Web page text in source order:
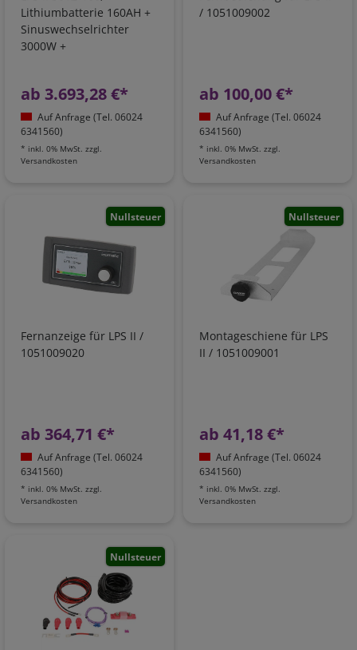
Lithiumbatterie 160AH +
Sinuswechselrichter
3000W +
Netzvorrangschaltung
ab 3.693,28 €*
Auf Anfrage (Tel. 06024
6341560)
* inkl. 0% MwSt. zzgl.
Versandkosten
/ 1051009002
ab 100,00 €*
Auf Anfrage (Tel. 06024
6341560)
* inkl. 0% MwSt. zzgl.
Versandkosten
Nullsteuer
Fernanzeige für LPS II /
1051009020
ab 364,71 €*
Auf Anfrage (Tel. 06024
6341560)
* inkl. 0% MwSt. zzgl.
Versandkosten
Nullsteuer
Montageschiene für LPS
II / 1051009001
ab 41,18 €*
Auf Anfrage (Tel. 06024
6341560)
* inkl. 0% MwSt. zzgl.
Versandkosten
Nullsteuer